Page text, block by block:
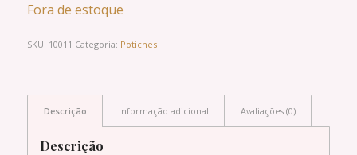
Fora de estoque
SKU: 10011 Categoria: Potiches
Descrição Informação adicional Avaliações (0)
Descrição